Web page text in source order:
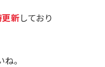
新しており
。